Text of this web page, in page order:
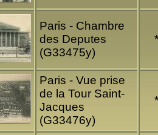
Paris - Chambre
des Deputes
(G33475y)
*
Paris - Vue prise
de la Tour Saint-
Jacques
(G33476y)
*